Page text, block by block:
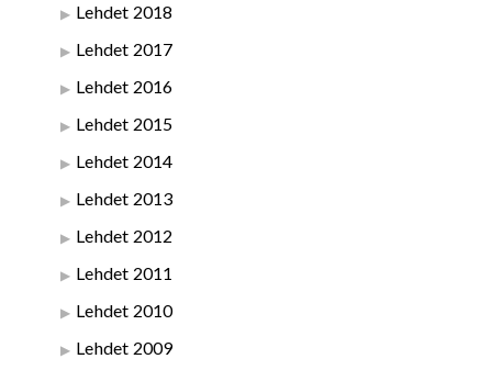
Lehdet 2018
Lehdet 2017
Lehdet 2016
Lehdet 2015
Lehdet 2014
Lehdet 2013
Lehdet 2012
Lehdet 2011
Lehdet 2010
Lehdet 2009